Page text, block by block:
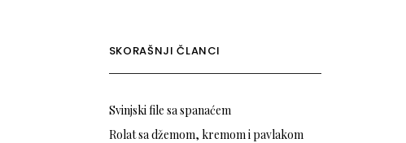
SKORAŠNJI ČLANCI
Svinjski file sa spanaćem
Rolat sa džemom, kremom i pavlakom